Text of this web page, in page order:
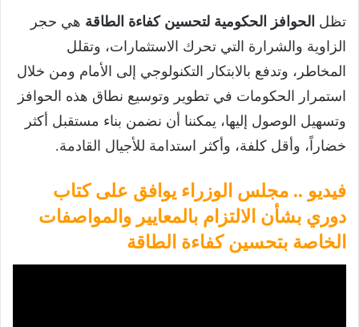
تظل الحوافز الحكومية لتحسين كفاءة الطاقة هي حجر
الزاوية والشرارة التي تحرك الاستثمارات، وتقلل
المخاطر، وتدفع بالابتكار التكنولوجي إلى الأمام ومن خلال
استمرار الحكومات في تطوير وتوسيع نطاق هذه الحوافز
وتسهيل الوصول إليها، يمكننا أن نضمن بناء مستقبل أكثر
خضاراً، وأقل كلفة، وأكثر استدامة للأجيال القادمة.
فيديو .. مجلس الوزراء يوافق على كتاب
دوري بشأن الالتزام بالمعايير والمواصفات
الخاصة بتحسين كفاءة الطاقة